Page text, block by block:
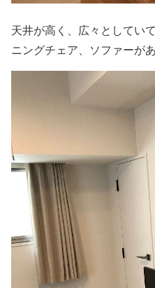
天井が高く、広々としてい
ニングチェア、ソファーがあ